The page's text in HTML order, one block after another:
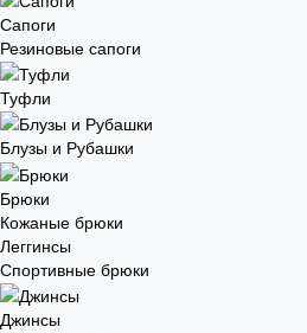
Сапоги
Резиновые сапоги
Туфли
Блузы и Рубашки
Брюки
Кожаные брюки
Леггинсы
Спортивные брюки
Джинсы